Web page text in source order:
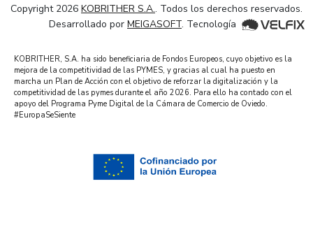
Copyright 2026 KOBRITHER S.A.. Todos los derechos reservados.
Desarrollado por MEIGASOFT. Tecnología
KOBRITHER, S.A. ha sido beneficiaria de Fondos Europeos, cuyo objetivo es la
mejora de la competitividad de las PYMES, y gracias al cual ha puesto en
marcha un Plan de Acción con el objetivo de reforzar la digitalización y la
competitividad de las pymes durante el año 2026. Para ello ha contado con el
apoyo del Programa Pyme Digital de la Cámara de Comercio de Oviedo.
#EuropaSeSiente